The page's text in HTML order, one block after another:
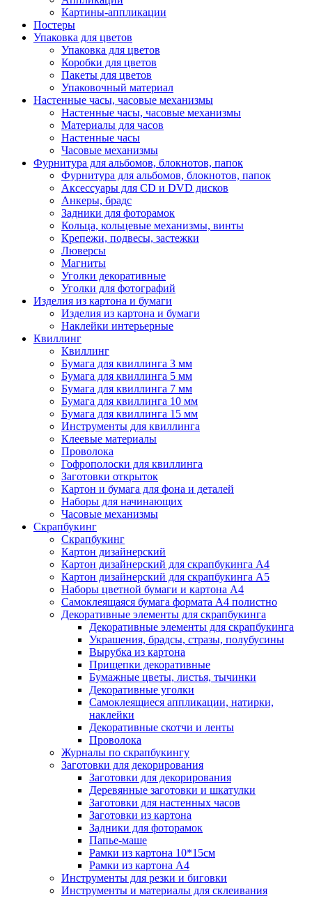
Картины-аппликации
Постеры
Упаковка для цветов
Упаковка для цветов
Коробки для цветов
Пакеты для цветов
Упаковочный материал
Настенные часы, часовые механизмы
Настенные часы, часовые механизмы
Материалы для часов
Настенные часы
Часовые механизмы
Фурнитура для альбомов, блокнотов, папок
Фурнитура для альбомов, блокнотов, папок
Аксессуары для CD и DVD дисков
Анкеры, брадс
Задники для фоторамок
Кольца, кольцевые механизмы, винты
Крепежи, подвесы, застежки
Люверсы
Магниты
Уголки декоративные
Уголки для фотографий
Изделия из картона и бумаги
Изделия из картона и бумаги
Наклейки интерьерные
Квиллинг
Квиллинг
Бумага для квиллинга 3 мм
Бумага для квиллинга 5 мм
Бумага для квиллинга 7 мм
Бумага для квиллинга 10 мм
Бумага для квиллинга 15 мм
Инструменты для квиллинга
Клеевые материалы
Проволока
Гофрополоски для квиллинга
Заготовки открыток
Картон и бумага для фона и деталей
Наборы для начинающих
Часовые механизмы
Скрапбукинг
Скрапбукинг
Картон дизайнерский
Картон дизайнерский для скрапбукинга А4
Картон дизайнерский для скрапбукинга А5
Наборы цветной бумаги и картона А4
Самоклеящаяся бумага формата А4 полистно
Декоративные элементы для скрапбукинга
Декоративные элементы для скрапбукинга
Украшения, брадсы, стразы, полубусины
Вырубка из картона
Прищепки декоративные
Бумажные цветы, листья, тычинки
Декоративные уголки
Самоклеящиеся аппликации, натирки,
наклейки
Декоративные скотчи и ленты
Проволока
Журналы по скрапбукингу
Заготовки для декорирования
Заготовки для декорирования
Деревянные заготовки и шкатулки
Заготовки для настенных часов
Заготовки из картона
Задники для фоторамок
Папье-маше
Рамки из картона 10*15см
Рамки из картона А4
Инструменты для резки и биговки
Инструменты и материалы для склеивания